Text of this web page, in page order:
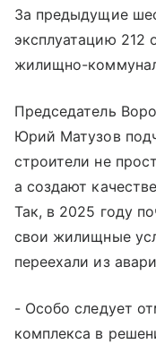
За предыдущие
эксплуатацию 212
жилищно-
Председатель
Юрий Матузов
строители не
а создают
Так, в 2025 году
свои жилищные
переехали из
- Особо следует
комплекса в